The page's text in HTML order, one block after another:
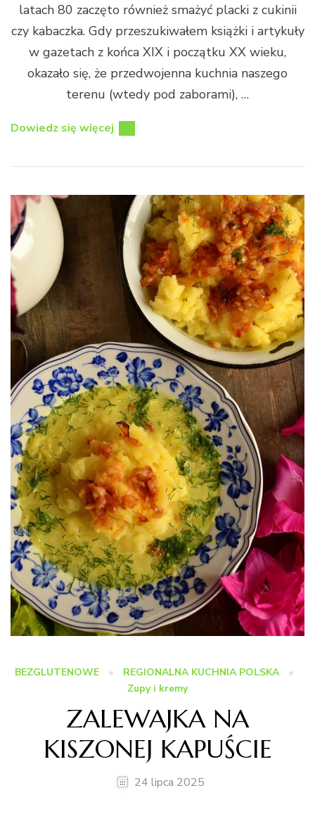
latach 80 zaczęto również smażyć placki z cukinii
czy kabaczka. Gdy przeszukiwałem książki i artykuły
w gazetach z końca XIX i początku XX wieku,
okazało się, że przedwojenna kuchnia naszego
terenu (wtedy pod zaborami), …
Dowiedz się więcej
BEZGLUTENOWE
REGIONALNA KUCHNIA POLSKA
Zupy i kremy
ZALEWAJKA NA
KISZONEJ KAPUŚCIE
24 lipca 2025